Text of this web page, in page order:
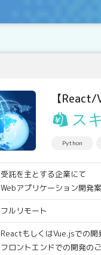
【
ス
Python
受託を主とする企業にて
Webアプリケーション開発
フルリモート
ReactもしくはVue.jsでの開
フロントエンドでの開発の